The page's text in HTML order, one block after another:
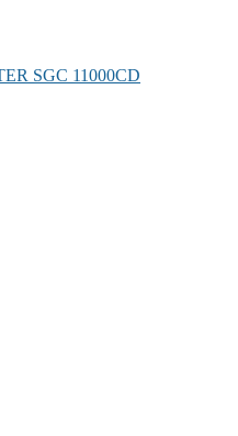
SGC 11000CD